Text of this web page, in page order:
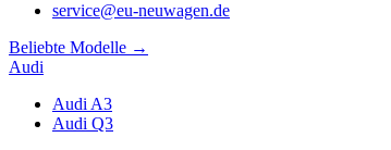
service@eu-neuwagen.de
Beliebte Modelle →
Audi
Audi A3
Audi Q3